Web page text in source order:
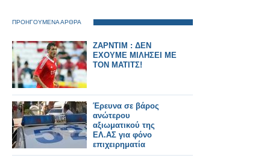
ΠΡΟΗΓΟΥΜΕΝΑ ΑΡΘΡΑ
ΖΑΡΝΤΙΜ : ΔΕΝ
ΕΧΟΥΜΕ ΜΙΛΗΣΕΙ ΜΕ
ΤΟΝ ΜΑΤΙΤΣ!
Έρευνα σε βάρος
ανώτερου
αξιωματικού της
ΕΛ.ΑΣ για φόνο
επιχειρηματία